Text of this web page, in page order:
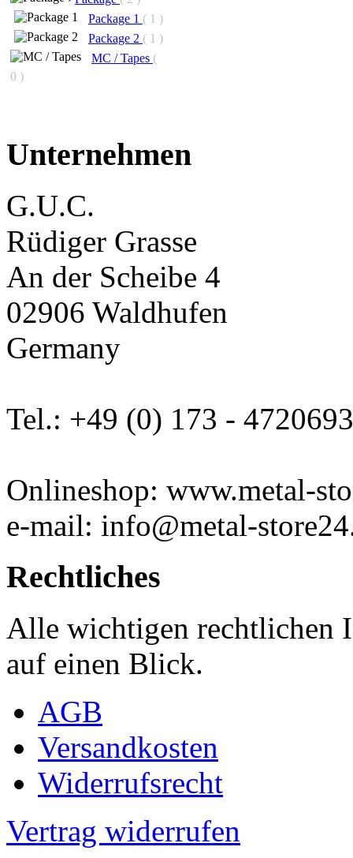
Package 1 ( 1 )
Package 2 ( 1 )
MC / Tapes (
0 )
Unternehmen
G.U.C.
Rüdiger Grasse
An der Scheibe 4
02906 Waldhufen
Germany
Tel.: +49 (0) 173 - 4720693
Onlineshop: www.metal-
e-mail: info@metal-
Rechtliches
Alle wichtigen rechtlichen
auf einen Blick.
AGB
Versandkosten
Widerrufsrecht
Vertrag widerrufen